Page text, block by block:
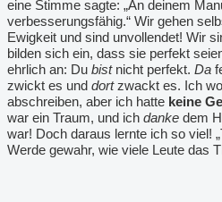
eine Stimme sagte: „An deinem
verbesserungsfähig.“ Wir gehen
Ewigkeit und sind unvollendet! Wir
bilden sich ein, dass sie perfekt
ehrlich an: Du bist nicht perfekt. Da
zwickt es und dortzwackt es. Ich
abschreiben, aber ich hatte keine
war ein Traum, und ich danke dem
war! Doch daraus lernte ich so viel!
Werde gewahr, wie viele Leute das